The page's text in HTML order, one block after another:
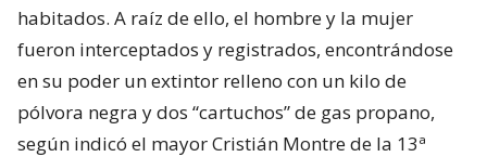
habitados. A raíz de ello, el hombre y la mujer
fueron interceptados y registrados, encontrándose
en su poder un extintor relleno con un kilo de
pólvora negra y dos “cartuchos” de gas propano,
según indicó el mayor Cristián Montre de la 13ª